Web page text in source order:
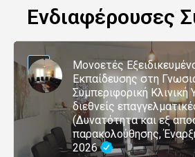
Ενδιαφέρουσες
Μονοετές
Εκπαίδευσης στη
Συμπεριφορική Κλινική
διεθνείς
(Δυνατότητα και εξ
παρακολούθησης,
2026